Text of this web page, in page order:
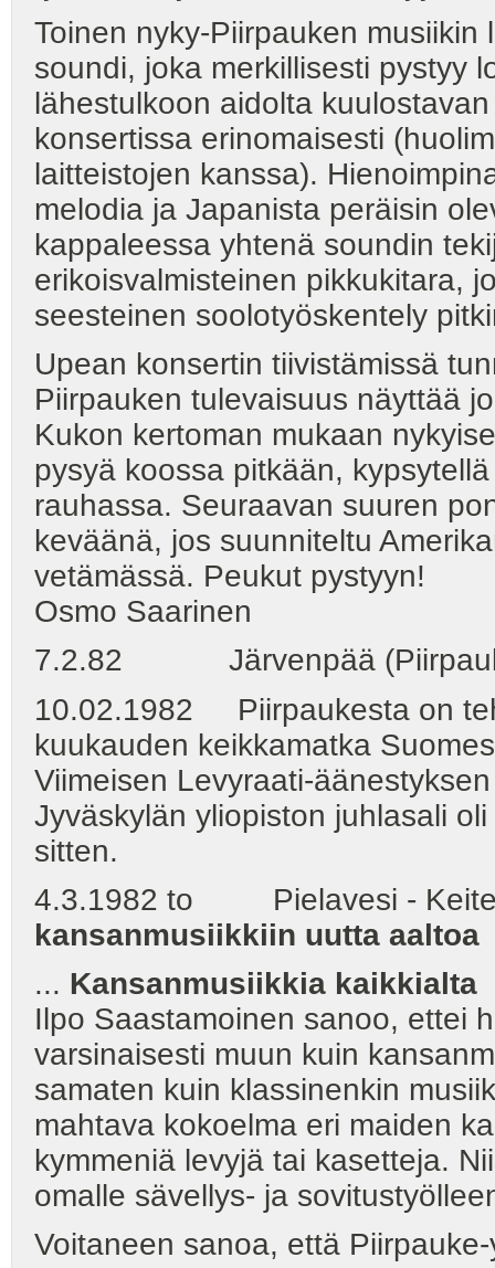
Toinen nyky-Piirpauken
soundi, joka merkillisesti pystyy
lähestulkoon aidolta
konsertissa erinomaisesti
laitteistojen kanssa).
melodia ja Japanista peräisin
kappaleessa yhtenä soundin
erikoisvalmisteinen pikkukitara,
seesteinen soolotyöskentely
Upean konsertin tiivistämissä
Piirpauken tulevaisuus näyttää
Kukon kertoman mukaan
pysyä koossa pitkään,
rauhassa. Seuraavan suuren
keväänä, jos suunniteltu
vetämässä. Peukut pystyyn!
Osmo Saarinen
7.2.82 Järvenpää
10.02.1982 Piirpaukesta on
kuukauden keikkamatka
Viimeisen Levyraati-
Jyväskylän yliopiston juhlasali
sitten.
4.3.1982 to Pielavesi -
kansanmusiikkiin uutta aaltoa
... Kansanmusiikkia kaikkialta
Ilpo Saastamoinen sanoo, ettei
varsinaisesti muun kuin
samaten kuin klassinenkin
mahtava kokoelma eri maiden
kymmeniä levyjä tai kasetteja.
omalle sävellys- ja
Voitaneen sanoa, että